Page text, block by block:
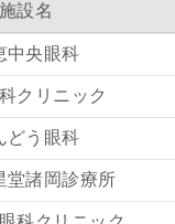
施設名
中央眼科
クリニック
どう眼科
堂諸岡診療所